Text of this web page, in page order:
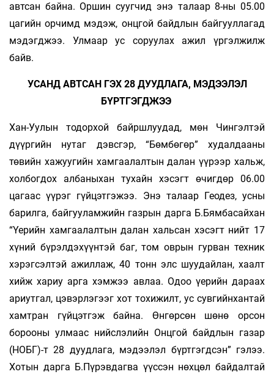
автсан байна. Оршин суугчид энэ талаар 8-ны 05.00
цагийн орчимд мэдэж, онцгой байдлын байгууллагад
мэдэгджээ. Улмаар ус соруулах ажил үргэлжилж
байв.
УСАНД АВТСАН ГЭХ 28 ДУУДЛАГА, МЭДЭЭЛЭЛ
БҮРТГЭГДЖЭЭ
Хан-Уулын тодорхой байршлуудад, мөн Чин­гэлтэй
дүүргийн нутаг дэвсгэр, “Бөмбөгөр” худалдааны
төвийн хажуугийн хамгаалалтын далан үүрээр хальж,
холбогдох ал­баны­хан ту­хайн хэсэгт өчигдөр 06.00
цагаас үүрэг гүй­цэтгэжээ. Энэ талаар Геодез, усны
барилга, бай­гууламжийн газрын дарга Б.Бямбасайхан
“Үерийн хамгаалалтын далан хальсан хэсэгт нийт 17
хүний бүрэлдэхүүнтэй баг, том оврын гур­ван техник
хэрэгсэлтэй ажиллаж, 40 тонн элс шуудайлан, хаалт
хийж хариу арга хэмжээ авлаа. Одоо үерийн дараах
ариутгал, цэвэр­лэ­гээг хот тохижилт, ус сувгийнхантай
хамт­ран гүйцэтгэж байна. Өнгөрсөн шөнө орсон
борооны улмаас нийслэлийн Онцгой байд­лын га­зар
(НОБГ)-т 28 дуудлага, мэдээлэл бүртгэгдсэн” гэлээ.
Хотын дарга Б.Пүрэвдагва үүссэн нөхцөл бай­далтай